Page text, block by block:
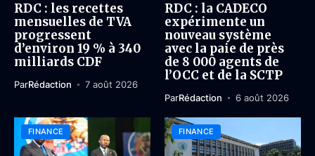
RDC : les recettes
mensuelles de TVA
progressent
d’environ 19 % à 340
milliards CDF
ParRédaction 7 août 2026
RDC : la CADECO
expérimente un
nouveau système
avec la paie de près
de 8 000 agents de
l’OCC et de la SCTP
ParRédaction 6 août 2026
FINANCE FINANCE